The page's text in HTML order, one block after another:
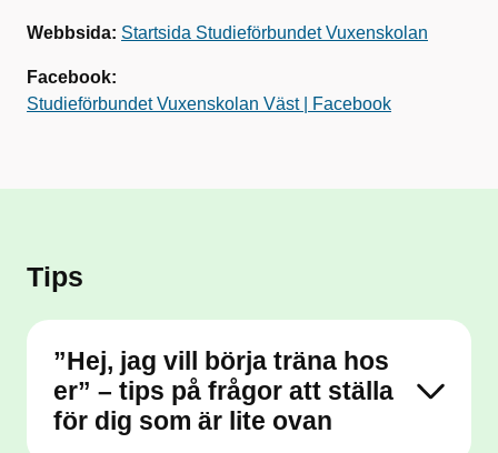
Webbsida: Startsida Studieförbundet Vuxenskolan
Facebook:
Studieförbundet Vuxenskolan Väst | Facebook
Tips
”Hej, jag vill börja träna hos
er” – tips på frågor att ställa
för dig som är lite ovan